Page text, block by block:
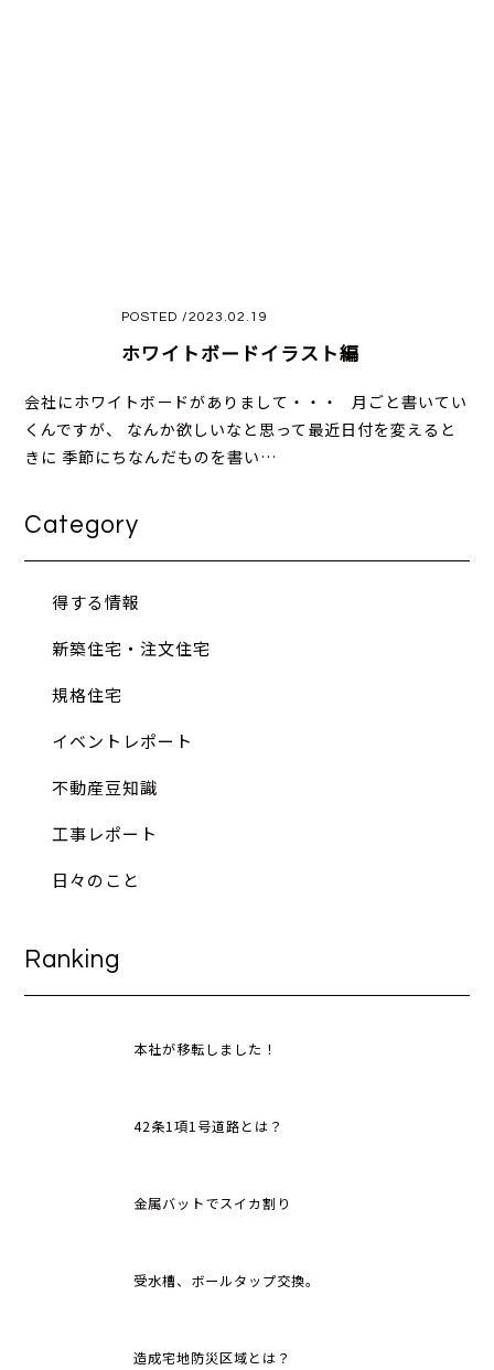
POSTED /2023.02.19
ホワイトボードイラスト編
会社にホワイトボードがありまして・・・ 月ごと書いてい
くんですが、 なんか欲しいなと思って最近日付を変えると
きに 季節にちなんだものを書い…
Category
得する情報
新築住宅・注文住宅
規格住宅
イベントレポート
不動産豆知識
工事レポート
日々のこと
Ranking
本社が移転しました！
42条1項1号道路とは？
金属バットでスイカ割り
受水槽、ボールタップ交換。
造成宅地防災区域とは？